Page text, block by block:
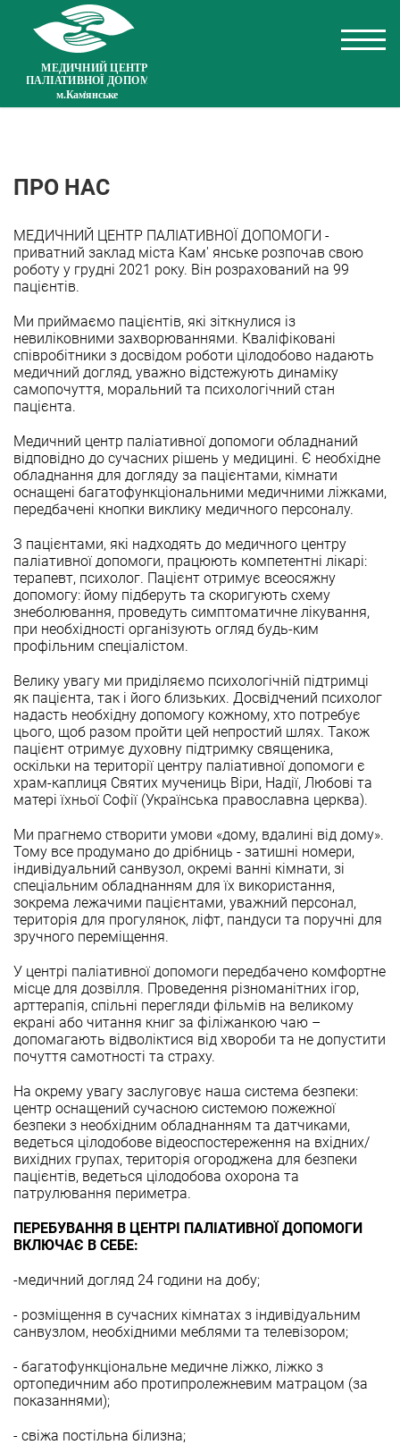
ПРО НАС
МЕДИЧНИЙ ЦЕНТР ПАЛІАТИВНОЇ ДОПОМОГИ -
приватний заклад міста Кам' янське розпочав свою
роботу у грудні 2021 року. Він розрахований на 99
пацієнтів.
Ми приймаємо пацієнтів, які зіткнулися із
невиліковними захворюваннями. Кваліфіковані
співробітники з досвідом роботи цілодобово надають
медичний догляд, уважно відстежують динаміку
самопочуття, моральний та психологічний стан
пацієнта.
Медичний центр паліативної допомоги обладнаний
відповідно до сучасних рішень у медицині. Є необхідне
обладнання для догляду за пацієнтами, кімнати
оснащені багатофункціональними медичними ліжками,
передбачені кнопки виклику медичного персоналу.
З пацієнтами, які надходять до медичного центру
паліативної допомоги, працюють компетентні лікарі:
терапевт, психолог. Пацієнт отримує всеосяжну
допомогу: йому підберуть та скоригують схему
знеболювання, проведуть симптоматичне лікування,
при необхідності організують огляд будь-ким
профільним спеціалістом.
Велику увагу ми приділяємо психологічній підтримці
як пацієнта, так і його близьких. Досвідчений психолог
надасть необхідну допомогу кожному, хто потребує
цього, щоб разом пройти цей непростий шлях. Також
пацієнт отримує духовну підтримку священика,
оскільки на території центру паліативної допомоги є
храм-каплиця Святих мучениць Віри, Надії, Любові та
матері їхньої Софії (Українська православна церква).
Ми прагнемо створити умови «дому, вдалині від дому».
Тому все продумано до дрібниць - затишні номери,
індивідуальний санвузол, окремі ванні кімнати, зі
спеціальним обладнанням для їх використання,
зокрема лежачими пацієнтами, уважний персонал,
територія для прогулянок, ліфт, пандуси та поручні для
зручного переміщення.
У центрі паліативної допомоги передбачено комфортне
місце для дозвілля. Проведення різноманітних ігор,
арттерапія, спільні перегляди фільмів на великому
екрані або читання книг за філіжанкою чаю –
допомагають відволіктися від хвороби та не допустити
почуття самотності та страху.
На окрему увагу заслуговує наша система безпеки:
центр оснащений сучасною системою пожежної
безпеки з необхідним обладнанням та датчиками,
ведеться цілодобове відеоспостереження на вхідних/
вихідних групах, територія огороджена для безпеки
пацієнтів, ведеться цілодобова охорона та
патрулювання периметра.
ПЕРЕБУВАННЯ В ЦЕНТРІ ПАЛІАТИВНОЇ ДОПОМОГИ
ВКЛЮЧАЄ В СЕБЕ:
-медичний догляд 24 години на добу;
- розміщення в сучасних кімнатах з індивідуальним
санвузлом, необхідними меблями та телевізором;
- багатофункціональне медичне ліжко, ліжко з
ортопедичним або протипролежневим матрацом (за
показаннями);
- свіжа постільна білизна;